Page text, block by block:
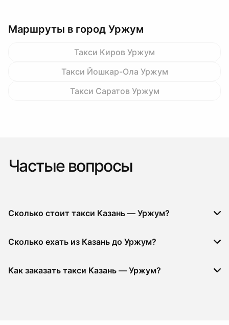
Маршруты в город Уржум
Такси Киров Уржум
Такси Йошкар-Ола Уржум
Такси Саратов Уржум
Частые вопросы
Сколько стоит такси Казань — Уржум?
Сколько ехать из Казань до Уржум?
Как заказать такси Казань — Уржум?